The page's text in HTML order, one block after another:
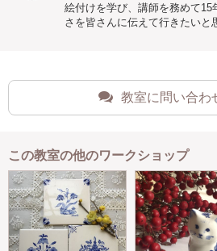
絵付けを学び、講師を務めて15
さを皆さんに伝えて行きたいと
教室に問い合わ
この教室の他のワークショップ